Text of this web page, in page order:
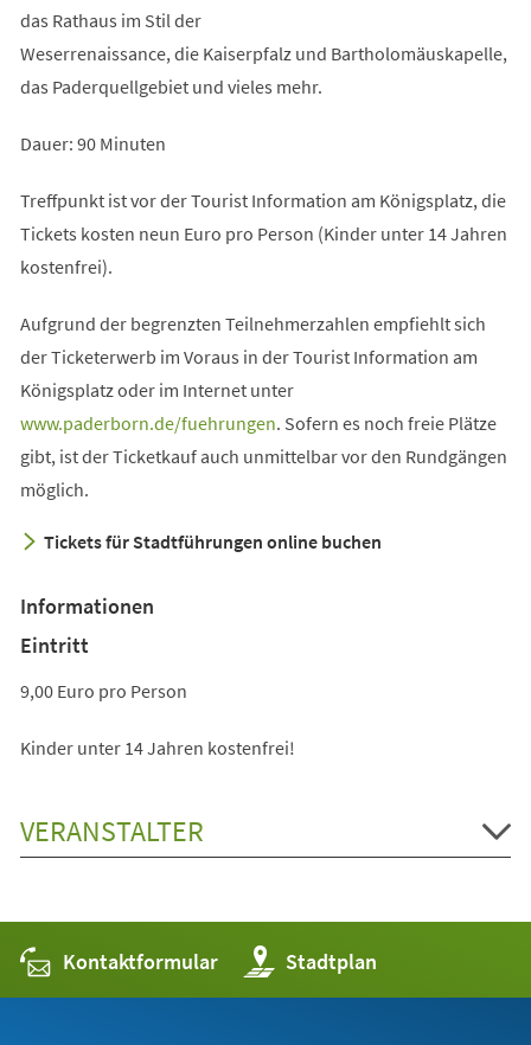
das Rathaus im Stil der
Weserrenaissance, die Kaiserpfalz und Bartholomäuskapelle,
das Paderquellgebiet und vieles mehr.
Dauer: 90 Minuten
Treffpunkt ist vor der Tourist Information am Königsplatz, die
Tickets kosten neun Euro pro Person (Kinder unter 14 Jahren
kostenfrei).
Aufgrund der begrenzten Teilnehmerzahlen empfiehlt sich
der Ticketerwerb im Voraus in der Tourist Information am
Königsplatz oder im Internet unter
www.paderborn.de/fuehrungen
(Öffnet
einem
Tab)
. Sofern es noch freie Plätze
gibt, ist der Ticketkauf auch unmittelbar vor den Rundgängen
möglich.
Tickets für Stadtführungen online buchen
Informationen
Eintritt
9,00 Euro pro Person
Kinder unter 14 Jahren kostenfrei!
VERANSTALTER
Kontaktformular Stadtplan
(Öffnet
in
einem